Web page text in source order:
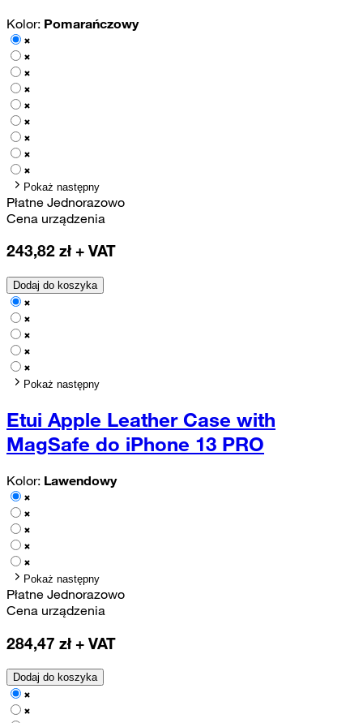
Kolor: Pomarańczowy
Pokaż następny
Płatne Jednorazowo
Cena urządzenia
243,82 zł + VAT
Dodaj do koszyka
Pokaż następny
Etui Apple Leather Case with
MagSafe do iPhone 13 PRO
Kolor: Lawendowy
Pokaż następny
Płatne Jednorazowo
Cena urządzenia
284,47 zł + VAT
Dodaj do koszyka